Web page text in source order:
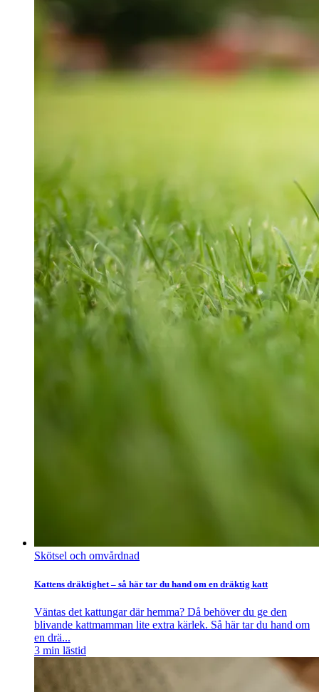
Skötsel och omvårdnad
Kattens dräktighet – så här tar du hand om en dräktig katt
Väntas det kattungar där hemma? Då behöver du ge den
blivande kattmamman lite extra kärlek. Så här tar du hand om
en drä...
3 min lästid